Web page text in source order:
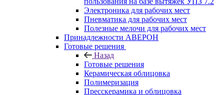
Электроника для рабочих мест
Пневматика для рабочих мест
Полезные мелочи для рабочих мест
Принадлежности АВЕРОН
Готовые решения
Назад
Готовые решения
Керамическая облицовка
Полимеризация
Пресскерамика и облицовка